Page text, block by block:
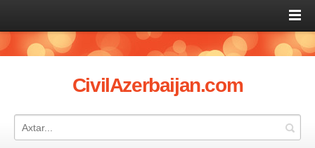
CivilAzerbaijan.com